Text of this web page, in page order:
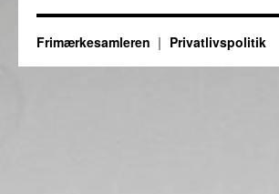
Frimærkesamleren Privatlivspolitik